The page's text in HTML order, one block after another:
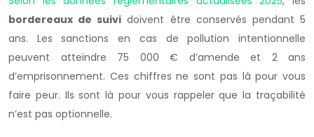
bordereaux de suivi doivent être conservés pendant 5
ans. Les sanctions en cas de pollution intentionnelle
peuvent atteindre 75 000 € d’amende et 2 ans
d’emprisonnement. Ces chiffres ne sont pas là pour vous
faire peur. Ils sont là pour vous rappeler que la traçabilité
n’est pas optionnelle.